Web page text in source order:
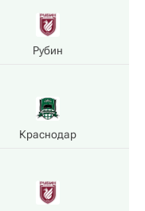
Рубин
Краснодар